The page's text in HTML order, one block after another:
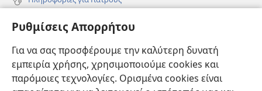
Ρυθμίσεις Απορρήτου
Για να σας προσφέρουμε την καλύτερη δυνατή
εμπειρία χρήσης, χρησιμοποιούμε cookies και
παρόμοιες τεχνολογίες. Ορισμένα cookies είναι
Πληροφορίες για Επίσημους Φορείς και ΜΜΕ
Συνεισφορές
(ανοίγει